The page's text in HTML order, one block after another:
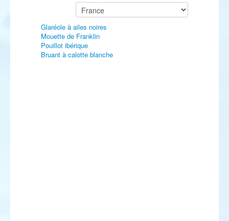
Glaréole à ailes noires
Mouette de Franklin
Pouillot ibérique
Bruant à calotte blanche